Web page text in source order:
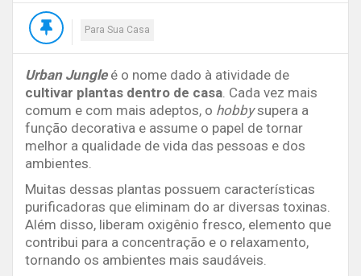
Para Sua Casa
Urban Jungleé o nome dado à atividade de
cultivar plantas dentro de casa . Cada vez mais
comum e com mais adeptos, o hobbysupera a
função decorativa e assume o papel de tornar
melhor a qualidade de vida das pessoas e dos
ambientes.
Muitas dessas plantas possuem características
purificadoras que eliminam do ar diversas toxinas.
Além disso, liberam oxigênio fresco, elemento que
contribui para a concentração e o relaxamento,
tornando os ambientes mais saudáveis.